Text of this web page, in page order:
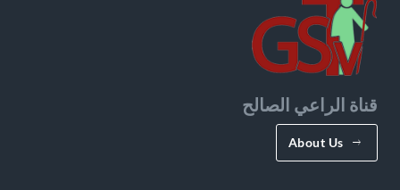
قناة الراعي الصالح
About Us